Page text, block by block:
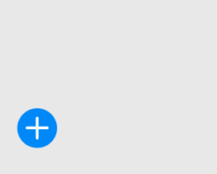
，并成为